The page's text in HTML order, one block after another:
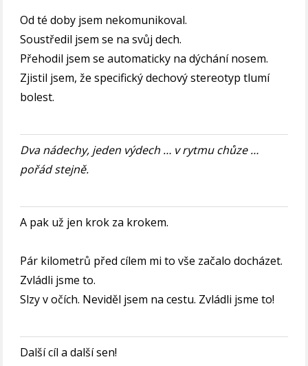
Od té doby jsem nekomunikoval.
Soustředil jsem se na svůj dech.
Přehodil jsem se automaticky na dýchání nosem.
Zjistil jsem, že specifický dechový stereotyp tlumí
bolest.
Dva nádechy, jeden výdech … v rytmu chůze …
pořád stejně.
A pak už jen krok za krokem.
Pár kilometrů před cílem mi to vše začalo docházet.
Zvládli jsme to.
Slzy v očích. Neviděl jsem na cestu. Zvládli jsme to!
Další cíl a další sen!